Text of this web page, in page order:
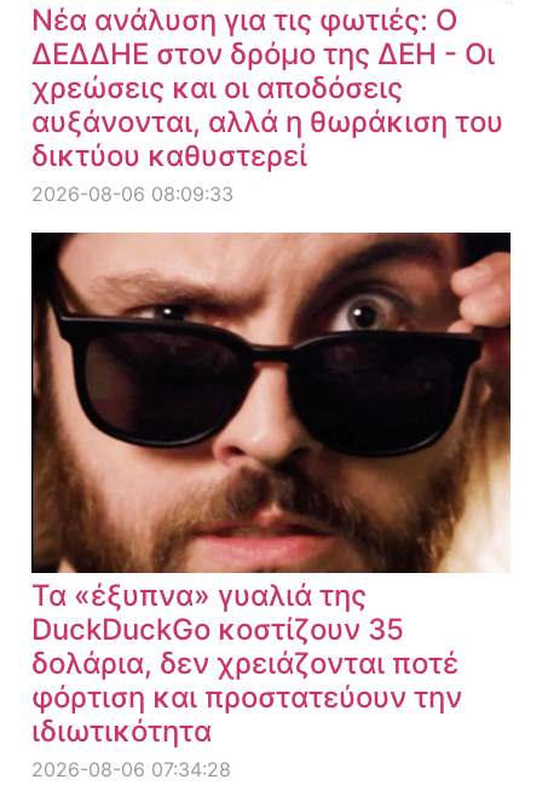
Νέα ανάλυση για τις φωτιές: Ο
ΔΕΔΔΗΕ στον δρόμο της ΔΕΗ - Οι
χρεώσεις και οι αποδόσεις
αυξάνονται, αλλά η θωράκιση του
δικτύου καθυστερεί
2026-08-06 08:09:33
Τα «έξυπνα» γυαλιά της
DuckDuckGo κοστίζουν 35
δολάρια, δεν χρειάζονται ποτέ
φόρτιση και προστατεύουν την
ιδιωτικότητα
2026-08-06 07:34:28